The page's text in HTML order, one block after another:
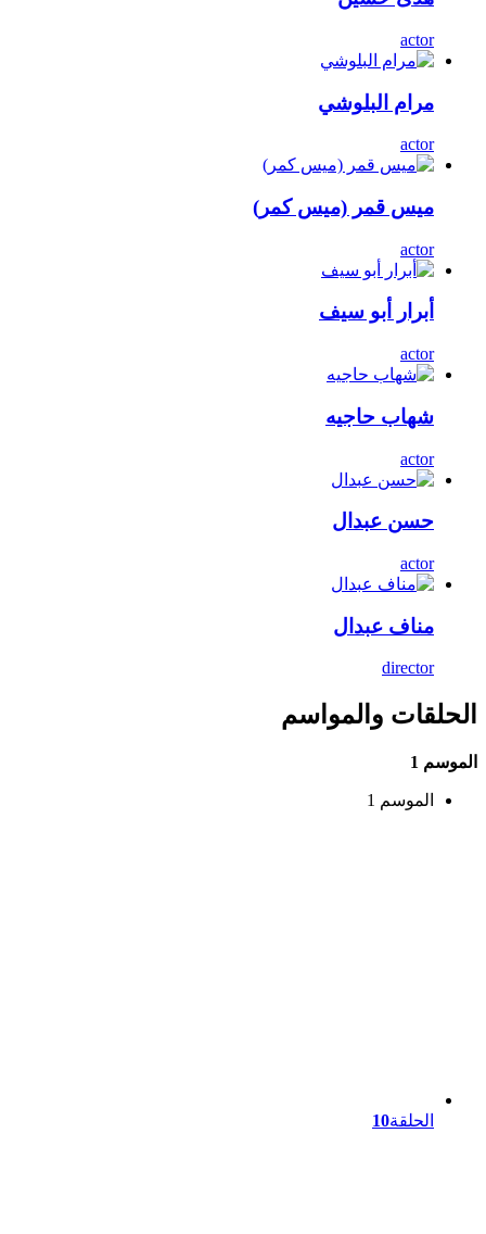
actor
مرام البلوشي
actor
ميس قمر (ميس كمر)
actor
أبرار أبو سيف
actor
شهاب حاجيه
actor
حسن عبدال
actor
مناف عبدال
director
الحلقات والمواسم
الموسم 1
الموسم 1
الحلقة10